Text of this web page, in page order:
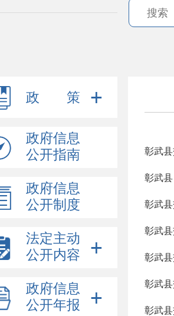
政 策
政府信息
公开指南
政府信息
公开制度
法定主动
公开内容
政府信息
公开年报
彰武
彰武
彰武
彰武
彰武
彰武
彰武